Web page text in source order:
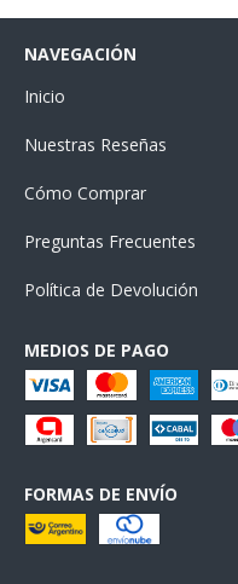
NAVEGACIÓN
Inicio
Nuestras Reseñas
Cómo Comprar
Preguntas Frecuentes
Política de Devolución
MEDIOS DE PAGO
FORMAS DE ENVÍO